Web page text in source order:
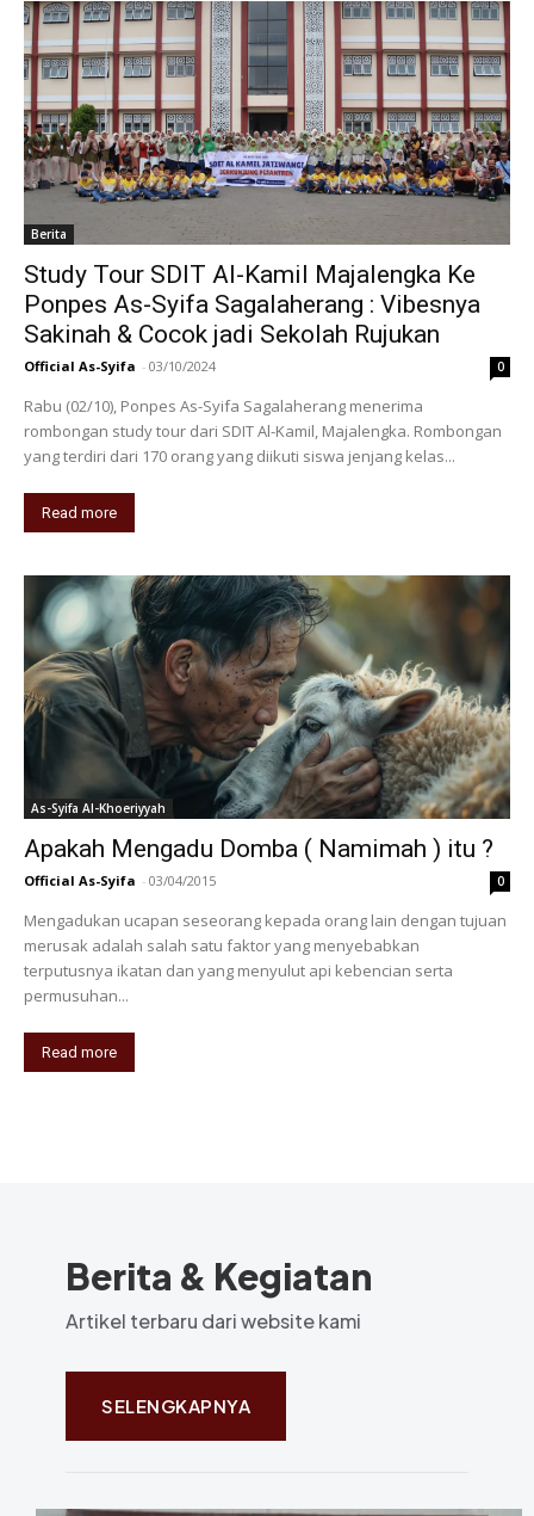
Berita
Study Tour SDIT Al-Kamil Majalengka Ke
Ponpes As-Syifa Sagalaherang : Vibesnya
Sakinah & Cocok jadi Sekolah Rujukan
Official As-Syifa - 03/10/2024 0
Rabu (02/10), Ponpes As-Syifa Sagalaherang menerima
rombongan study tour dari SDIT Al-Kamil, Majalengka. Rombongan
yang terdiri dari 170 orang yang diikuti siswa jenjang kelas...
Read more
As-Syifa Al-Khoeriyyah
Apakah Mengadu Domba ( Namimah ) itu ?
Official As-Syifa - 03/04/2015 0
Mengadukan ucapan seseorang kepada orang lain dengan tujuan
merusak adalah salah satu faktor yang menyebabkan
terputusnya ikatan dan yang menyulut api kebencian serta
permusuhan...
Read more
Berita & Kegiatan
Artikel terbaru dari website kami
SELENGKAPNYA